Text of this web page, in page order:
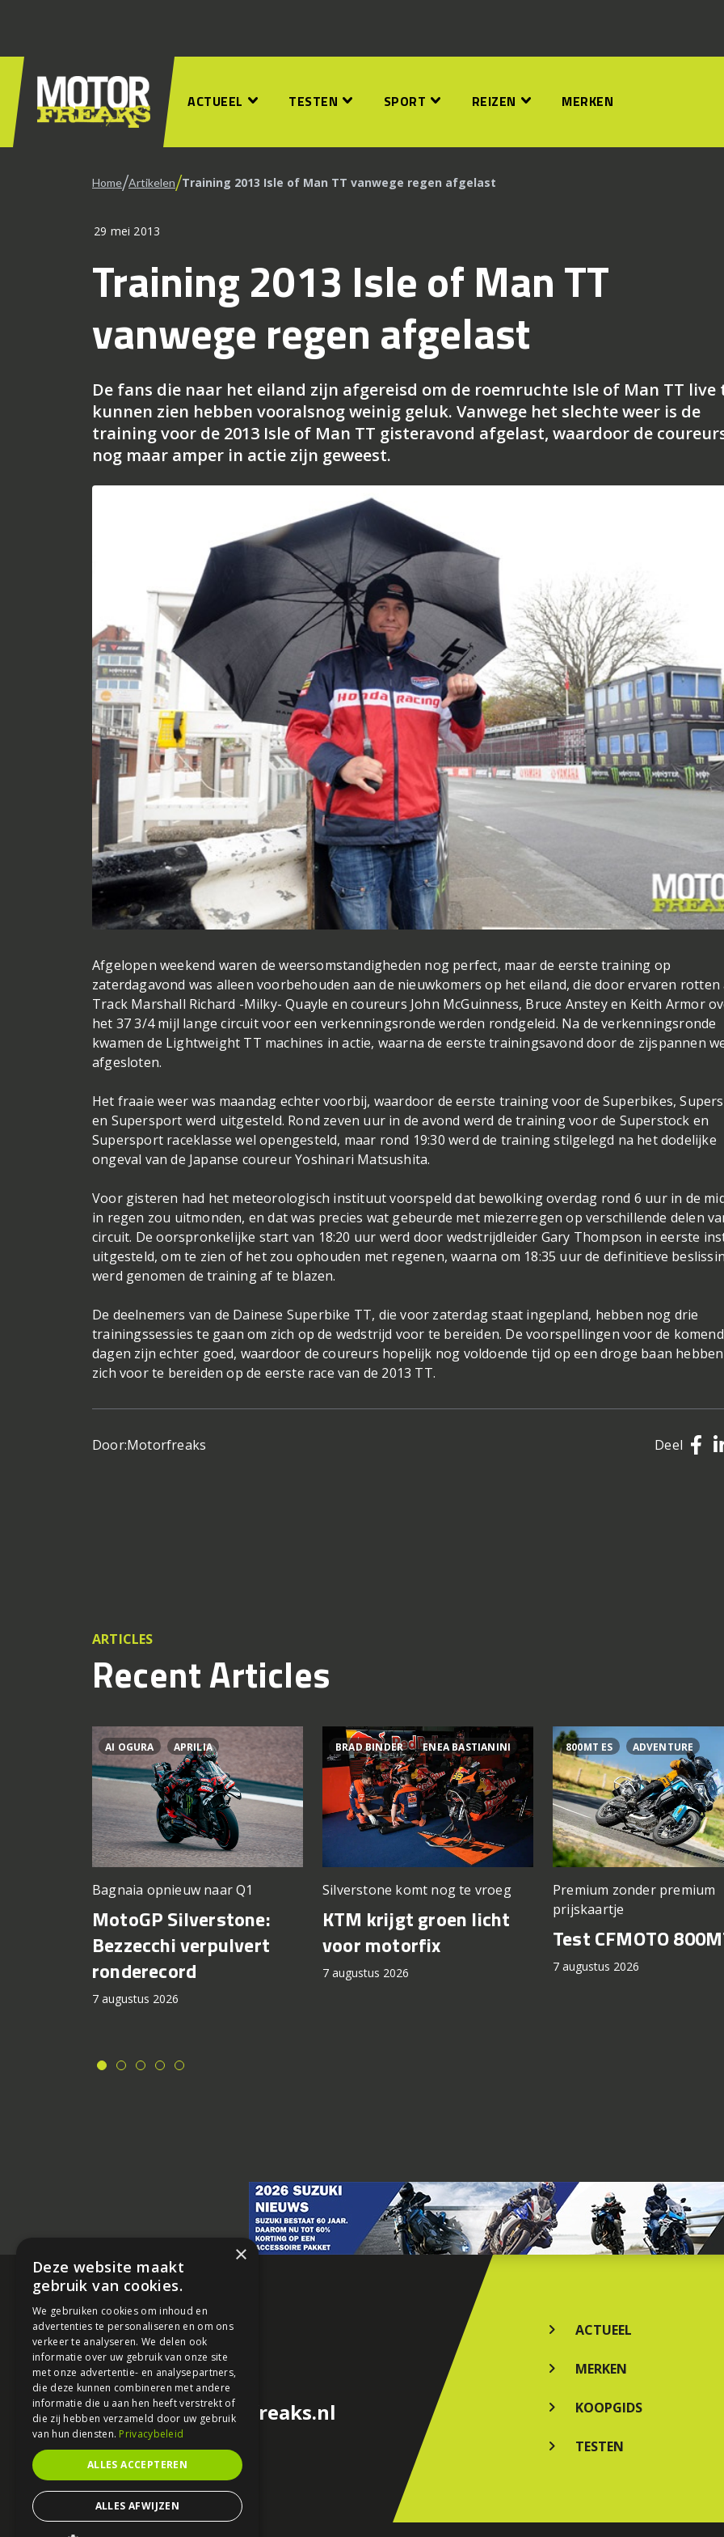
ACTUEEL TESTEN SPORT REIZEN MERKEN
Home/Artikelen/Training 2013 Isle of Man TT vanwege regen afgelast
29 mei 2013
Training 2013 Isle of Man TT
vanwege regen afgelast
De fans die naar het eiland zijn afgereisd om de roemruchte Isle of Man TT live
kunnen zien hebben vooralsnog weinig geluk. Vanwege het slechte weer is de
training voor de 2013 Isle of Man TT gisteravond afgelast, waardoor de
nog maar amper in actie zijn geweest.
Afgelopen weekend waren de weersomstandigheden nog perfect, maar de eerste training op
zaterdagavond was alleen voorbehouden aan de nieuwkomers op het eiland, die door ervaren rotten
Track Marshall Richard -Milky- Quayle en coureurs John McGuinness, Bruce Anstey en Keith Armor
het 37 3/4 mijl lange circuit voor een verkenningsronde werden rondgeleid. Na de verkenningsronde
kwamen de Lightweight TT machines in actie, waarna de eerste trainingsavond door de zijspannen
afgesloten.
Het fraaie weer was maandag echter voorbij, waardoor de eerste training voor de Superbikes,
en Supersport werd uitgesteld. Rond zeven uur in de avond werd de training voor de Superstock en
Supersport raceklasse wel opengesteld, maar rond 19:30 werd de training stilgelegd na het dodelijke
ongeval van de Japanse coureur Yoshinari Matsushita.
Voor gisteren had het meteorologisch instituut voorspeld dat bewolking overdag rond 6 uur in de
in regen zou uitmonden, en dat was precies wat gebeurde met miezerregen op verschillende delen
circuit. De oorspronkelijke start van 18:20 uur werd door wedstrijdleider Gary Thompson in eerste
uitgesteld, om te zien of het zou ophouden met regenen, waarna om 18:35 uur de definitieve
werd genomen de training af te blazen.
De deelnemers van de Dainese Superbike TT, die voor zaterdag staat ingepland, hebben nog drie
trainingssessies te gaan om zich op de wedstrijd voor te bereiden. De voorspellingen voor de
dagen zijn echter goed, waardoor de coureurs hopelijk nog voldoende tijd op een droge baan
zich voor te bereiden op de eerste race van de 2013 TT.
Door:Motorfreaks Deel
ARTICLES
Recent Articles
AI OGURA APRILIA
Bagnaia opnieuw naar Q1
MotoGP Silverstone:
Bezzecchi verpulvert
ronderecord
7 augustus 2026
BRAD BINDER ENEA BASTIANINI
Silverstone komt nog te vroeg
KTM krijgt groen licht
voor motorfix
7 augustus 2026
800MT ES ADVENTURE
Premium zonder premium
prijskaartje
Test CFMOTO
7 augustus 2026
redactie@motorfreaks.nl
ACTUEEL
MERKEN
KOOPGIDS
TESTEN
×
Deze website maakt
gebruik van cookies.
We gebruiken cookies om inhoud en
advertenties te personaliseren en om ons
verkeer te analyseren. We delen ook
informatie over uw gebruik van onze site
met onze advertentie- en analysepartners,
die deze kunnen combineren met andere
informatie die u aan hen heeft verstrekt of
die zij hebben verzameld door uw gebruik
van hun diensten. Privacybeleid
ALLES ACCEPTEREN
ALLES AFWIJZEN